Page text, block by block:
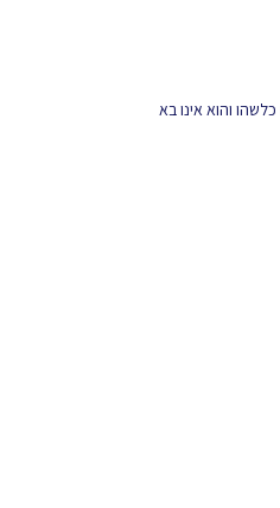
והוא אינו בא